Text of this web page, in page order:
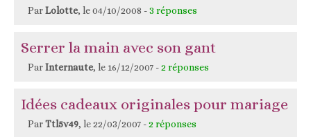
ParLolotte, le 04/10/2008 -3 réponses
Serrer la main avec son gant
ParInternaute, le 16/12/2007 -2 réponses
Idées cadeaux originales pour mariage
ParTtl5v49, le 22/03/2007 -2 réponses